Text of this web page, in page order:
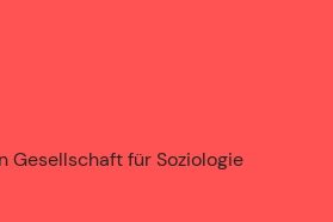
Gesellschaft für Soziologie